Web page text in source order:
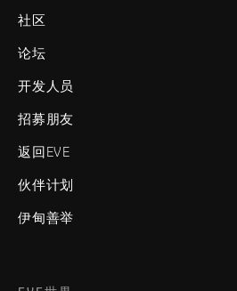
社区
论坛
开发人员
招募朋友
返回EVE
伙伴计划
伊甸善举